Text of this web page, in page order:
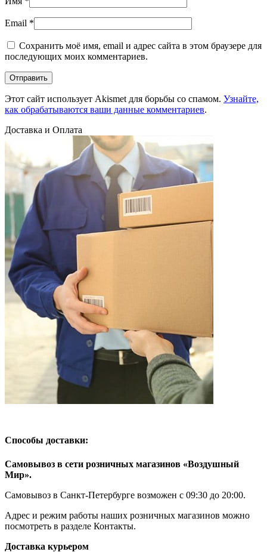
Email *
Сохранить моё имя, email и адрес сайта в этом браузере для
последующих моих комментариев.
Этот сайт использует Akismet для борьбы со спамом. Узнайте,
как обрабатываются ваши данные комментариев.
Доставка и Оплата
Способы доставки:
Самовывоз в сети розничных магазинов «Воздушный
Мир».
Самовывоз в Санкт-Петербурге возможен с 09:30 до 20:00.
Адрес и режим работы наших розничных магазинов можно
посмотреть в разделе Контакты.
Доставка курьером